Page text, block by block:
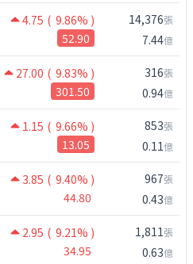
4.75 ( 9.86% )
52.90
14,376張
7.44億
27.00 ( 9.83% )
301.50
316張
0.94億
1.15 ( 9.66% )
13.05
853張
0.11億
3.85 ( 9.40% )
44.80
967張
0.43億
2.95 ( 9.21% )
34.95
1,811張
0.63億